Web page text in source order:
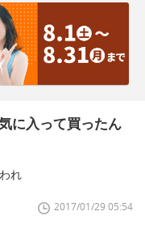
に入って買ったん
れ
2017/01/29 05:54